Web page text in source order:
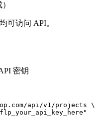
可访问 API。
密钥
api/v1/projects \